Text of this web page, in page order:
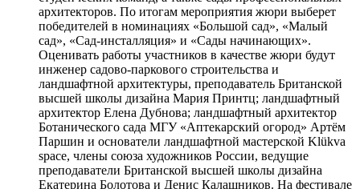
архитекторов. По итогам мероприятия жюри выберет
победителей в номинациях «Большой сад», «Малый
сад», «Сад-инсталляция» и «Сады начинающих».
Оценивать работы участников в качестве жюри будут
инженер садово-паркового строительства и
ландшафтной архитектуры, преподаватель Британской
высшей школы дизайна Мария Принтц; ландшафтный
архитектор Елена Дубнова; ландшафтный архитектор
Ботанического сада МГУ «Аптекарский огород» Артём
Паршин и основатели ландшафтной мастерской Klükva
space, члены союза художников России, ведущие
преподаватели Британской высшей школы дизайна
Екатерина Болотова и Денис Калашников. На фестивале